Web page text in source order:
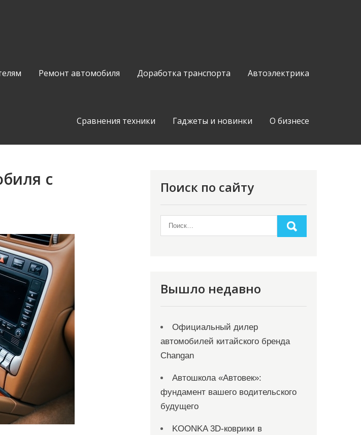
Ремонт автомобиля Доработка транспорта Автоэлектрика
Сравнения техники Гаджеты и новинки О бизнесе
с
Поиск по сайту
Вышло недавно
Официальный дилер
автомобилей китайского бренда
Changan
Автошкола «Автовек»:
фундамент вашего водительского
будущего
KOONKA 3D-коврики в